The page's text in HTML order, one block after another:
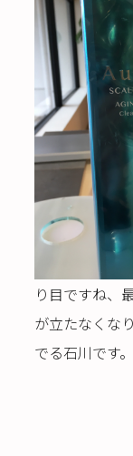
り目ですね、
が立たなくな
でる石川です。